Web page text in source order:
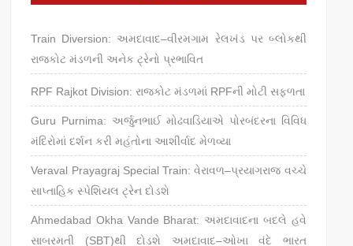
Train Diversion: અમદાવાદ–વીરમગામ રેલખંડ પર બ્લોકથી
રાજકોટ મંડળની અનેક ટ્રેનો પ્રભાવિત
RPF Rajkot Division: રાજકોટ મંડળમાં RPFની મોટી સફળતા
Guru Purnima: અર્જુનભાઈ મોઢવાડિયાએ પોરબંદરના વિવિધ
મંદિરોમાં દર્શન કરી મહંતોના આશીર્વાદ મેળવ્યા
Veraval Prayagraj Special Train: વેરાવળ–પ્રયાગરાજ વચ્ચે
સાપ્તાહિક સ્પેશિયલ ટ્રેન દોડશે
Ahmedabad Okha Vande Bharat: અમદાવાદના બદલે હવે
સાબરમતી (SBT)થી દોડશે અમદાવાદ–ઓખા વંદે ભારત